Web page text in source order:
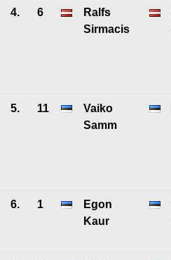
4. 6
Ralfs
Sirmacis
5. 11
Vaiko
Samm
6. 1
Egon
Kaur